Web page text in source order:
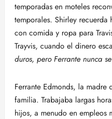
temporadas en moteles
temporales. Shirley recuerda
con comida y ropa para
Trayvis, cuando el dinero
duros, pero Ferrante nunca
Ferrante Edmonds, la
familia. Trabajaba largas
hijos, a menudo en empleos